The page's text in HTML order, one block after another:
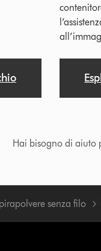
Hai bisogno di aiuto
senza filo